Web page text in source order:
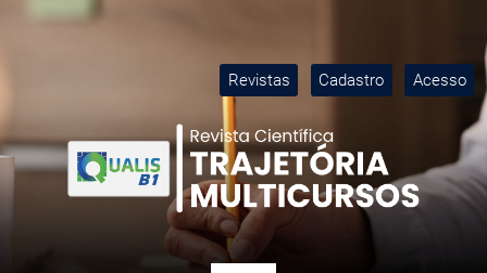
Ir para o menu de navegação principal
Ir para o conteúdo principal
Ir para o rodapé
Revistas Cadastro Acesso